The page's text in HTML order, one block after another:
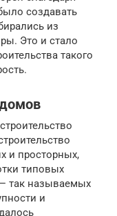
создавать
из
Это и стало
такого
и просторных,
типовых
так называемых
и